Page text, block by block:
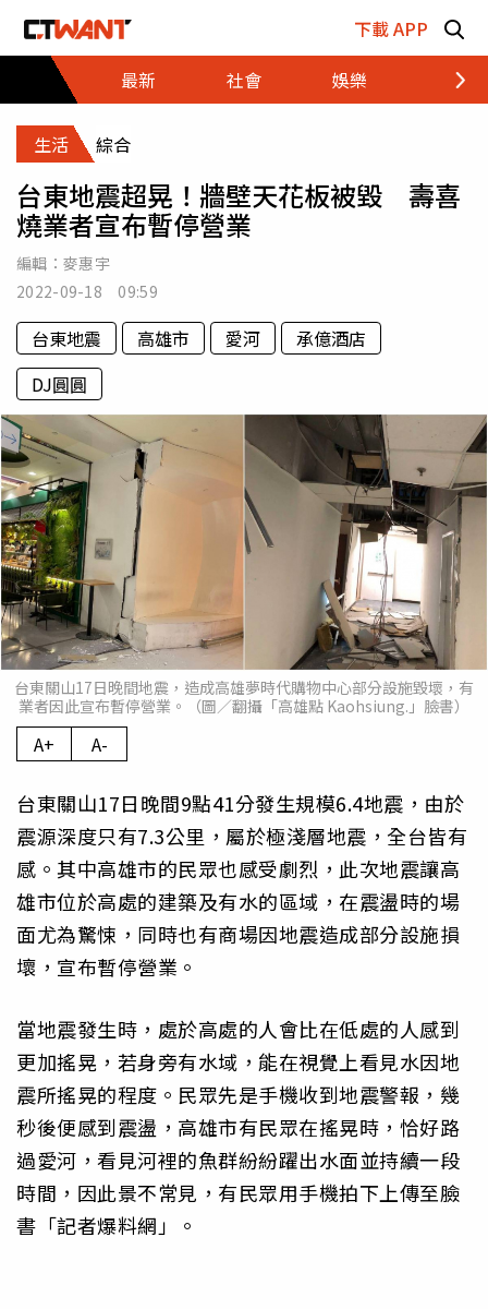
下載 APP
最新
社會 娛樂 財經
生活 綜合
台東地震超晃！牆壁天花板被毀 壽喜
燒業者宣布暫停營業
編輯： 麥惠宇
2022-09-18 09:59
台東地震 高雄市 愛河
承億酒店
DJ圓圓
台東關山17日晚間地震，造成高雄夢時代購物中心部分設施毀壞，有
業者因此宣布暫停營業。（圖／翻攝「高雄點 Kaohsiung.」臉書）
A+ A-
台東關山17日晚間9點41分發生規模6.4地震，由於
震源深度只有7.3公里，屬於極淺層地震，全台皆有
感。其中高雄市的民眾也感受劇烈，此次地震讓高
雄市位於高處的建築及有水的區域，在震盪時的場
面尤為驚悚，同時也有商場因地震造成部分設施損
壞，宣布暫停營業。
當地震發生時，處於高處的人會比在低處的人感到
更加搖晃，若身旁有水域，能在視覺上看見水因地
震所搖晃的程度。民眾先是手機收到地震警報，幾
秒後便感到震盪，高雄市有民眾在搖晃時，恰好路
過愛河，看見河裡的魚群紛紛躍出水面並持續一段
時間，因此景不常見，有民眾用手機拍下上傳至臉
書「記者爆料網」。